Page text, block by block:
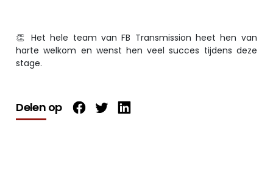
👏 Het hele team van FB Transmission heet hen van
harte welkom en wenst hen veel succes tijdens deze
stage.
Delen op